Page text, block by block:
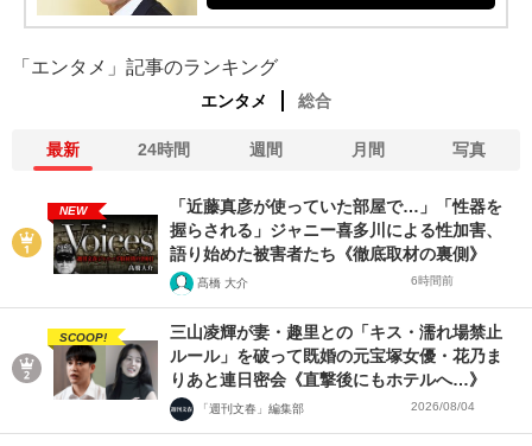
「エンタメ」記事のランキング
エンタメ 総合
最新 24時間 週間 月間 写真
NEW
「近藤真彦が使っていた部屋で…」「性器を
握らされる」ジャニー喜多川による性加害、
語り始めた被害者たち《徹底取材の裏側》
髙橋 大介 6時間前
SCOOP!
三山凌輝が妻・趣里との「キス・濡れ場禁止
ルール」を破って既婚の元宝塚女優・花乃ま
りあと連日密会《直撃後にもホテルへ…》
「週刊文春」編集部 2026/08/04